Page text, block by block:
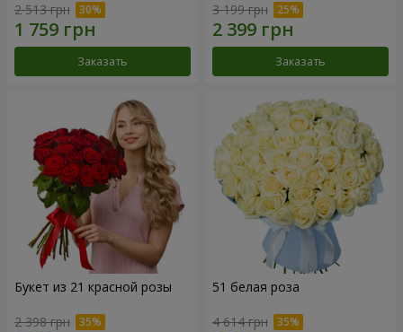
2 513 грн
Заказать
3 199 грн
Заказать
Букет из 21 красной розы
2 398 грн
51 белая роза
4 614 грн